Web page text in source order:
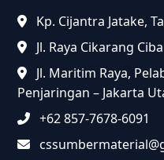
Kp. Cijantra Jatake,
Jl. Raya Cikarang
Jl. Maritim Raya,
Penjaringan – Jakarta
+62 857-7678-6091